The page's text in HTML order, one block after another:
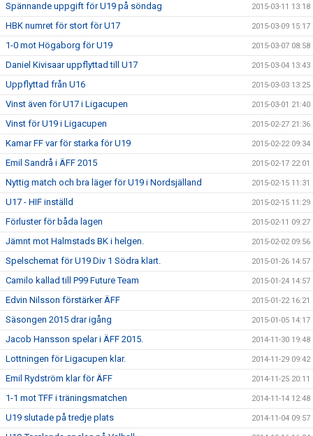
Spännande uppgift för U19 på söndag 2015-03-11 13:18
HBK numret för stort för U17 2015-03-09 15:17
1-0 mot Högaborg för U19 2015-03-07 08:58
Daniel Kivisaar uppflyttad till U17 2015-03-04 13:43
Uppflyttad från U16 2015-03-03 13:25
Vinst även för U17 i Ligacupen 2015-03-01 21:40
Vinst för U19 i Ligacupen 2015-02-27 21:36
Kamar FF var för starka för U19 2015-02-22 09:34
Emil Sandrå i ÄFF 2015 2015-02-17 22:01
Nyttig match och bra läger för U19 i Nordsjälland 2015-02-15 11:31
U17 - HIF inställd 2015-02-15 11:29
Förluster för båda lagen 2015-02-11 09:27
Jämnt mot Halmstads BK i helgen. 2015-02-02 09:56
Spelschemat för U19 Div 1 Södra klart. 2015-01-26 14:57
Camilo kallad till P99 Future Team 2015-01-24 14:57
Edvin Nilsson förstärker ÄFF 2015-01-22 16:21
Säsongen 2015 drar igång 2015-01-05 14:17
Jacob Hansson spelar i ÄFF 2015. 2014-11-30 19:48
Lottningen för Ligacupen klar. 2014-11-29 09:42
Emil Rydström klar för ÄFF 2014-11-25 20:11
1-1 mot TFF i träningsmatchen 2014-11-14 12:48
U19 slutade på tredje plats 2014-11-04 09:57